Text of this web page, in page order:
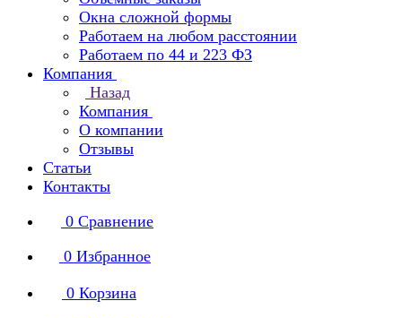
Окна сложной формы
Работаем на любом расстоянии
Работаем по 44 и 223 ФЗ
Компания
Назад
Компания
О компании
Отзывы
Статьи
Контакты
0 Сравнение
0 Избранное
0 Корзина